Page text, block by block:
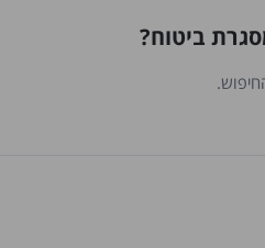
ביטוח?